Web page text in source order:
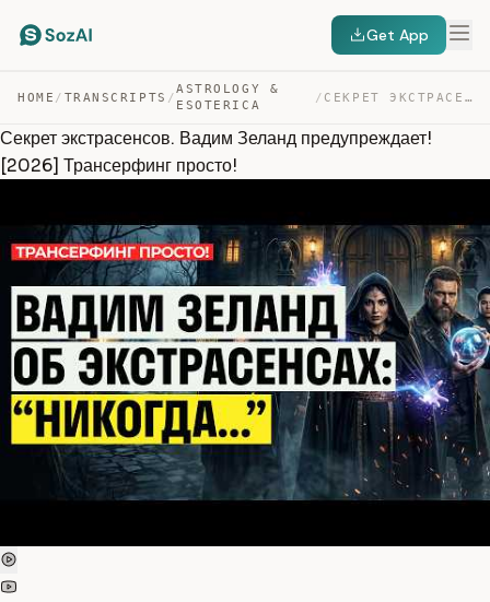
Get App
HOME / TRANSCRIPTS /
ASTROLOGY &
ESOTERICA
/ СЕКРЕТ ЭКСТРАСЕНСОВ. ВАДИМ ЗЕЛАНД ПРЕДУПРЕЖДАЕТ! [2026]… — TRANSCRIPT
Секрет экстрасенсов. Вадим Зеланд предупреждает!
[2026] Трансерфинг просто!